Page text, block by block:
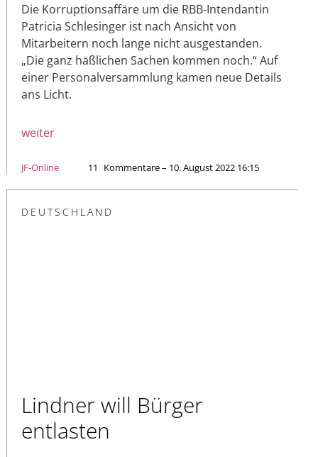
Die Korruptionsaffäre um die RBB-Intendantin
Patricia Schlesinger ist nach Ansicht von
Mitarbeitern noch lange nicht ausgestanden.
„Die ganz häßlichen Sachen kommen noch.“ Auf
einer Personalversammlung kamen neue Details
ans Licht.
weiter
JF-Online 11 Kommentare – 10. August 2022 16:15
DEUTSCHLAND
Lindner will Bürger
entlasten